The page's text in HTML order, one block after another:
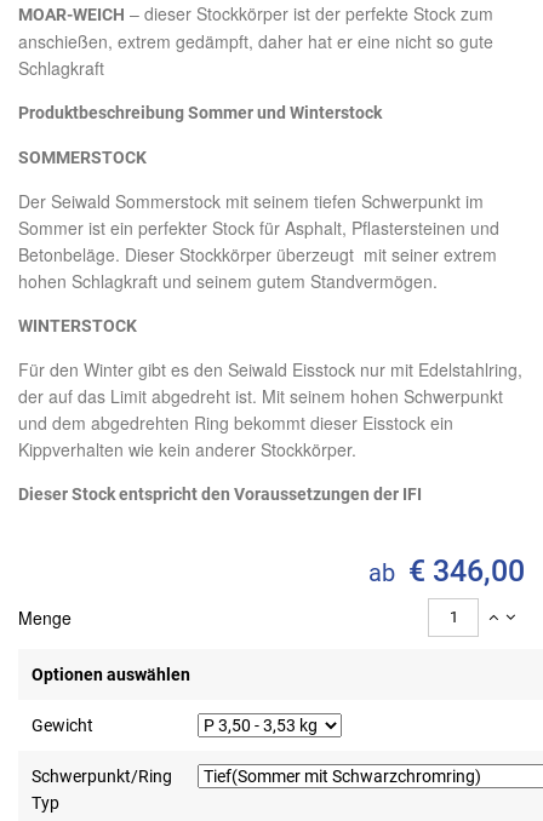
MOAR-WEICH – dieser Stockkörper ist der perfekte Stock zum
anschießen, extrem gedämpft, daher hat er eine nicht so gute
Schlagkraft
Produktbeschreibung Sommer und Winterstock
SOMMERSTOCK
Der Seiwald Sommerstock mit seinem tiefen Schwerpunkt im
Sommer ist ein perfekter Stock für Asphalt, Pflastersteinen und
Betonbeläge. Dieser Stockkörper überzeugt mit seiner extrem
hohen Schlagkraft und seinem gutem Standvermögen.
WINTERSTOCK
Für den Winter gibt es den Seiwald Eisstock nur mit Edelstahlring,
der auf das Limit abgedreht ist. Mit seinem hohen Schwerpunkt
und dem abgedrehten Ring bekommt dieser Eisstock ein
Kippverhalten wie kein anderer Stockkörper.
Dieser Stock entspricht den Voraussetzungen der IFI
ab € 346,00
Menge
Optionen auswählen
Gewicht
Schwerpunkt/Ring
Typ